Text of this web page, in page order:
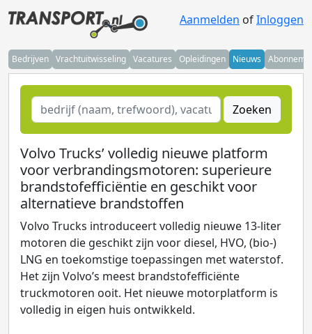
Aanmelden ofInloggen
Bedrijven Vrachtuitwisseling Vacatures Opleidingen Nieuws
Zoeken
Volvo Trucks’ volledig nieuwe platform
voor verbrandingsmotoren: superieure
brandstofefficiëntie en geschikt voor
alternatieve brandstoffen
Volvo Trucks introduceert volledig nieuwe 13-liter
motoren die geschikt zijn voor diesel, HVO, (bio-)
LNG en toekomstige toepassingen met waterstof.
Het zijn Volvo’s meest brandstofefficiënte
truckmotoren ooit. Het nieuwe motorplatform is
volledig in eigen huis ontwikkeld.